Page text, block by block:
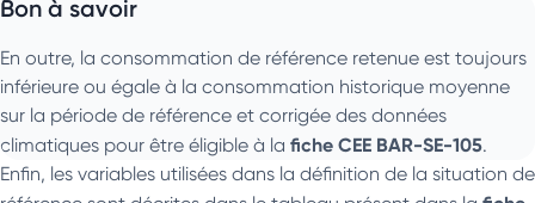
Bon à savoir
En outre, la consommation de référence retenue est toujours
inférieure ou égale à la consommation historique moyenne
sur la période de référence et corrigée des données
climatiques pour être éligible à la fiche CEE BAR-SE-105.
Enfin, les variables utilisées dans la définition de la situation de